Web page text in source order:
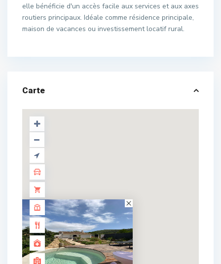
elle bénéficie d'un accès facile aux services et aux axes
routiers principaux. Idéale comme résidence principale,
maison de vacances ou investissement locatif rural.
Carte